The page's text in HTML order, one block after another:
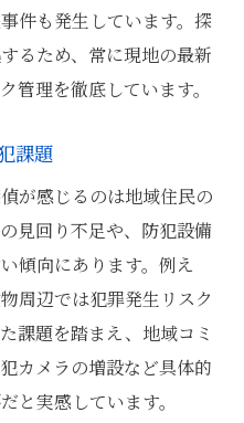
件も発生しています。探
るため、常に現地の最新
管理を徹底しています。
課題
が感じるのは地域住民の
見回り不足や、防犯設備
傾向にあります。例え
周辺では犯罪発生リスク
課題を踏まえ、地域コミ
カメラの増設など具体的
と実感しています。